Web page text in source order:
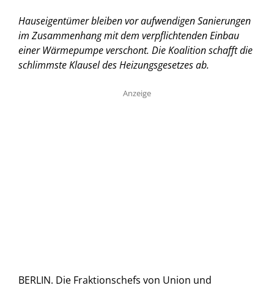
Hauseigentümer bleiben vor aufwendigen Sanierungen
im Zusammenhang mit dem verpflichtenden Einbau
einer Wärmepumpe verschont. Die Koalition schafft die
schlimmste Klausel des Heizungsgesetzes ab.
Anzeige
BERLIN. Die Fraktionschefs von Union und